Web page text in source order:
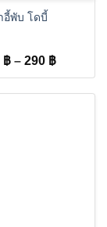
อี้พับ โดบี้
฿ – 290 ฿Price
range: